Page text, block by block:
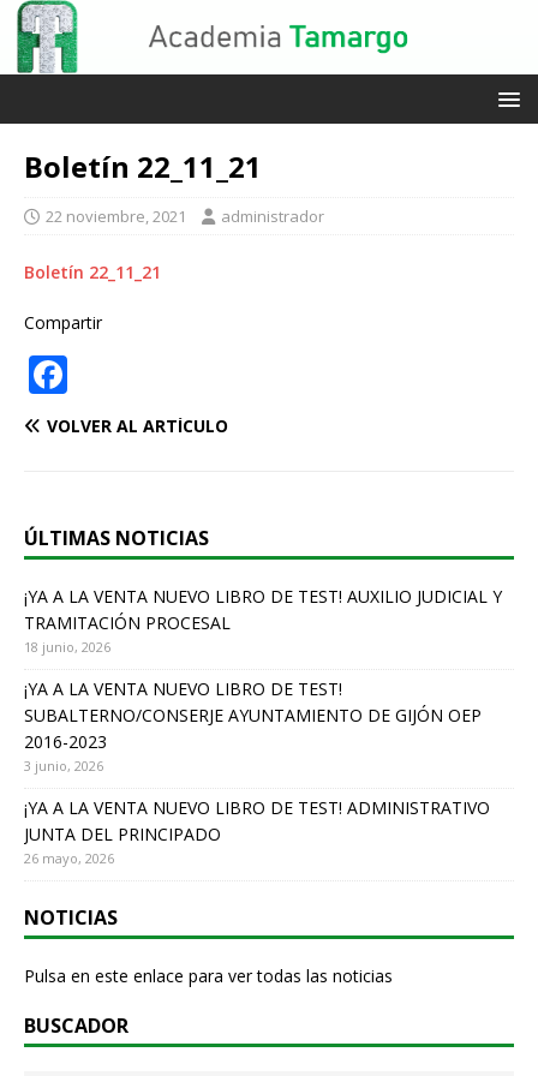
Boletín 22_11_21
22 noviembre, 2021 administrador
Boletín 22_11_21
Compartir
a
b
o
o
k
VOLVER AL ARTÍCULO
ÚLTIMAS NOTICIAS
¡YA A LA VENTA NUEVO LIBRO DE TEST! AUXILIO JUDICIAL Y
TRAMITACIÓN PROCESAL
18 junio, 2026
¡YA A LA VENTA NUEVO LIBRO DE TEST!
SUBALTERNO/CONSERJE AYUNTAMIENTO DE GIJÓN OEP
2016-2023
3 junio, 2026
¡YA A LA VENTA NUEVO LIBRO DE TEST! ADMINISTRATIVO
JUNTA DEL PRINCIPADO
26 mayo, 2026
NOTICIAS
Pulsa en este enlace para ver todas las noticias
BUSCADOR